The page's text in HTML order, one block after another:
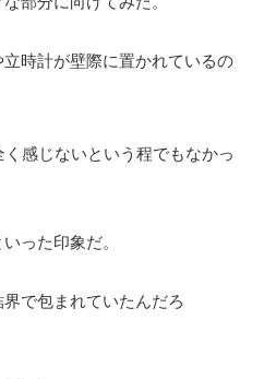
時計が壁際に置かれているの
感じないという程でもなかっ
った印象だ。
界で包まれていたんだろ